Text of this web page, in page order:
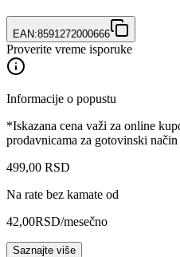
EAN:8591272000666
Proverite vreme isporuke
Informacije o popustu
*Iskazana cena važi za online
prodavnicama za gotovinski način
499,00 RSD
Na rate bez kamate od
42,00RSD/mesečno
Saznajte više